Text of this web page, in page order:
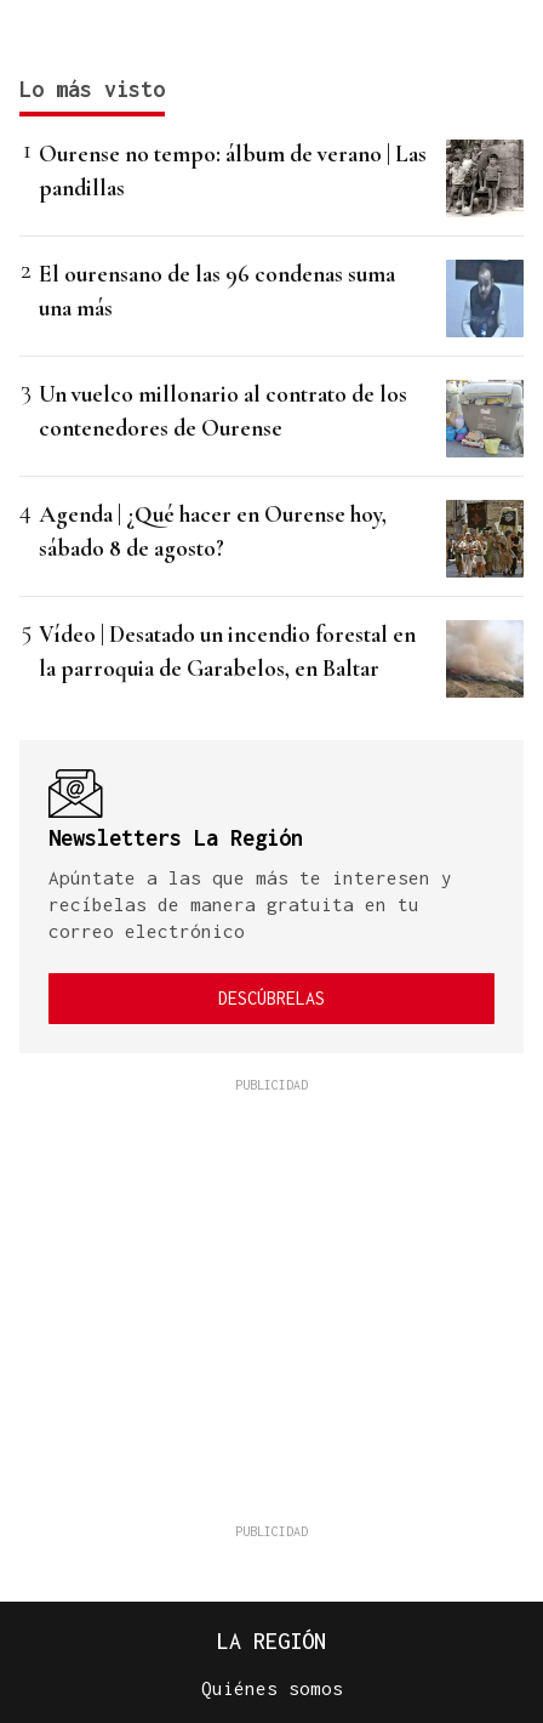
Lo más visto
Ourense no tempo: álbum de verano | Las
pandillas
El ourensano de las 96 condenas suma
una más
Un vuelco millonario al contrato de los
contenedores de Ourense
Agenda | ¿Qué hacer en Ourense hoy,
sábado 8 de agosto?
Vídeo | Desatado un incendio forestal en
la parroquia de Garabelos, en Baltar
Newsletters La Región
Apúntate a las que más te interesen y
recíbelas de manera gratuita en tu
correo electrónico
DESCÚBRELAS
LA REGIÓN
Quiénes somos